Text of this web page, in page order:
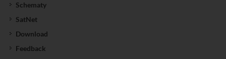
Schematy
SatNet
Download
Feedback